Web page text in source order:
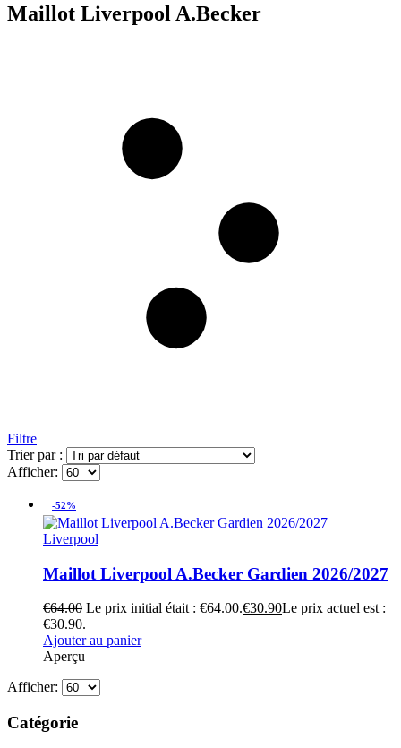
Maillot Liverpool A.Becker
Filtre
Trier par :
Afficher:
-52%
Liverpool
Maillot Liverpool A.Becker Gardien 2026/2027
€64.00 Le prix initial était : €64.00.€30.90Le prix actuel est :
€30.90.
Ajouter au panier
Aperçu
Afficher:
Catégorie